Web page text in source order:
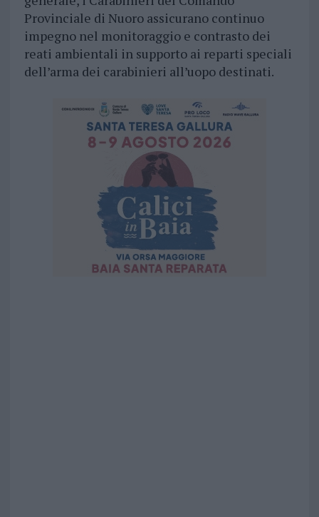
Provinciale di Nuoro assicurano continuo
impegno nel monitoraggio e contrasto dei
reati ambientali in supporto ai reparti speciali
dell’arma dei carabinieri all’uopo destinati.